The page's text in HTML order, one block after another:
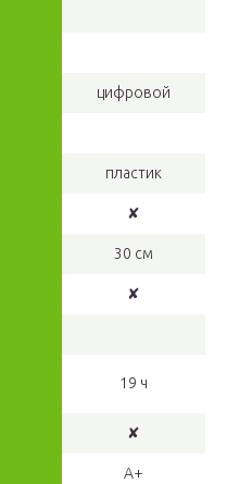
цифровой
пластик
✘
30 см
✘
19 ч
✘
A+